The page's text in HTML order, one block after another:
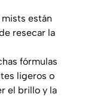
mists están
resecar la
fórmulas
ligeros o
el brillo y la